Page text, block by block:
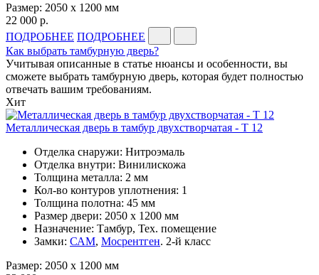
Размер: 2050 x 1200 мм
22 000 р.
ПОДРОБНЕЕ ПОДРОБНЕЕ
Как выбрать тамбурную дверь?
Учитывая описанные в статье нюансы и особенности, вы
сможете выбрать тамбурную дверь, которая будет полностью
отвечать вашим требованиям.
Хит
Металлическая дверь в тамбур двухстворчатая - Т 12
Отделка снаружи: Нитроэмаль
Отделка внутри: Винилискожа
Толщина металла: 2 мм
Кол-во контуров уплотнения: 1
Толщина полотна: 45 мм
Размер двери: 2050 x 1200 мм
Назначение: Тамбур, Тех. помещение
Замки: САМ, Мосрентген. 2-й класс
Размер: 2050 x 1200 мм